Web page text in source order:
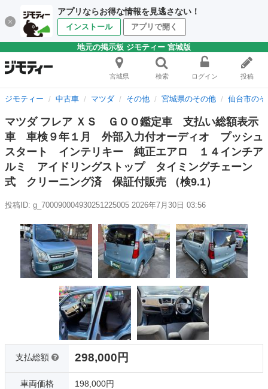
アプリならお得な情報を見逃さない！
インストール アプリで開く
地元の掲示板 ジモティー 宮城版
宮城県 検索 ログイン 投稿
ジモティー 中古車 マツダ その他 宮城県のその他 仙台市の
マツダ フレア ＸＳ ＧＯＯ鑑定車 支払い総額表示
車 車検９年１月 外部入力付オーディオ プッシュ
スタート インテリキー 純正エアロ １４インチア
ルミ アイドリングストップ タイミングチェーン
式 クリーニング済 保証付販売 （検9.1）
投稿ID: g_700090004930251225005 2026年7月30日 03:56
支払総額 298,000円
車両価格 198,000円